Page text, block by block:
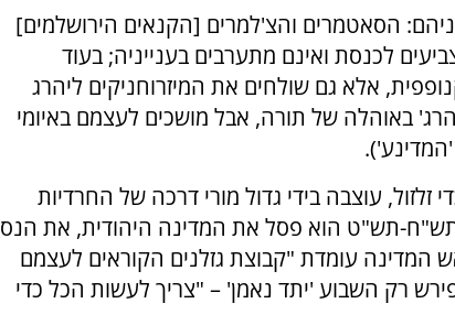
הסאטמרים והצ'למרים [הקנאים הירושלמים]
לכנסת ואינם מתערבים בענייניה; בעוד
אלא גם שולחים את המיזרוחניקים ליהרג
באוהלה של תורה, אבל מושכים לעצמם באיומי
'המדינע').
זלזול, עוצבה בידי גדול מורי דרכה של החרדיות
תש"ט הוא פסל את המדינה היהודית, את הנס
המדינה עומדת "קבוצת גזלנים הקוראים לעצמם
רק השבוע 'יתד נאמן' – "צריך לעשות הכל כדי